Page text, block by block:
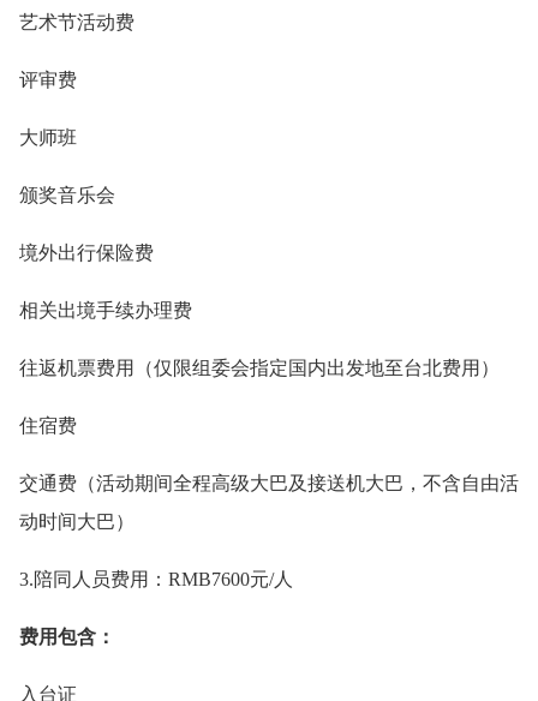
艺术节活动费
评审费
大师班
颁奖音乐会
境外出行保险费
相关出境手续办理费
往返机票费用（仅限组委会指定国内出发地至台北费用）
住宿费
交通费（活动期间全程高级大巴及接送机大巴，不含自由活
动时间大巴）
3.陪同人员费用：RMB7600元/人
费用包含：
入台证